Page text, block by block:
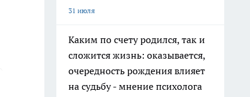
31 июля
Каким по счету родился, так и
сложится жизнь: оказывается,
очередность рождения влияет
на судьбу - мнение психолога